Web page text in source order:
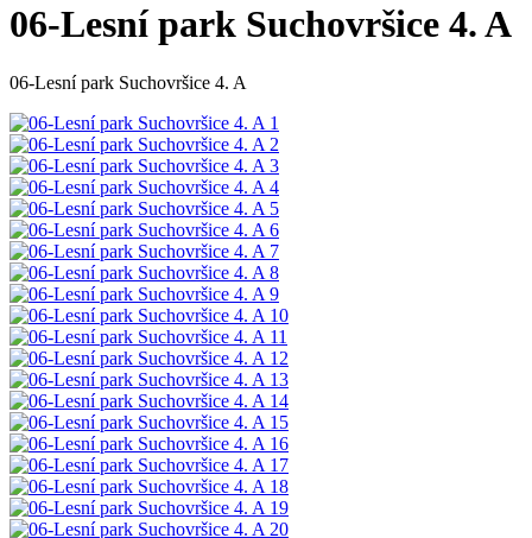
06-Lesní park Suchovršice 4. A
06-Lesní park Suchovršice 4. A